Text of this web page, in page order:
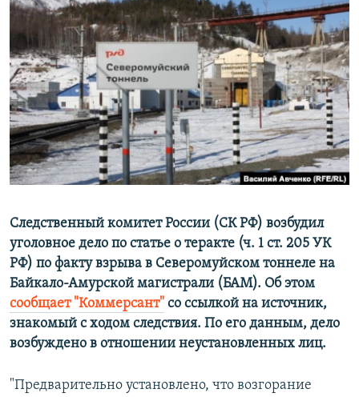
ТЕЛЕПРОЕКТ КРЫМ.РЕАЛИИ
СОВЕТЫ ПРАВОЗАЩИТНИКОВ
ПРОПАВШИЕ БЕЗ ВЕСТИ
ПОБЕДИТЕЛЕЙ НЕ СУДЯТ?
КРЫМ.НЕПОКОРЕННЫЙ
ELIFBE
УКРАИНСКАЯ ПРОБЛЕМА КРЫМА
Українською
Qırımtatar
ПРИСОЕДИНЯЙТЕСЬ!
Следственный комитет России (СК РФ) возбудил
уголовное дело по статье о теракте (ч. 1 ст. 205 УК
РФ) по факту взрыва в Северомуйском тоннеле на
Байкало-Амурской магистрали (БАМ). Об этом
сообщает "Коммерсант" со ссылкой на источник,
знакомый с ходом следствия. По его данным, дело
возбуждено в отношении неустановленных лиц.
"Предварительно установлено, что возгорание